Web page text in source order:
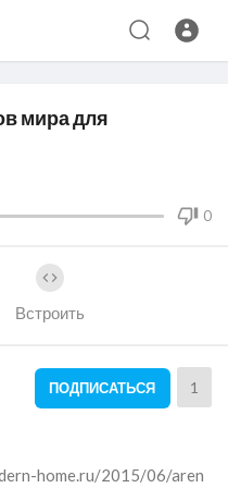
мира для
0
Встроить
ПОДПИСАТЬСЯ 1
home.ru/2015/06/aren